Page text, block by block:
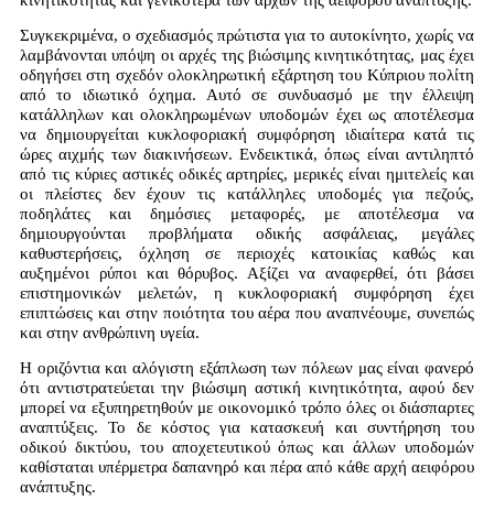
Συγκεκριμένα, ο σχεδιασμός πρώτιστα για το αυτοκίνητο, χωρίς να
λαμβάνονται υπόψη οι αρχές της βιώσιμης κινητικότητας, μας έχει
οδηγήσει στη σχεδόν ολοκληρωτική εξάρτηση του Κύπριου πολίτη
από το ιδιωτικό όχημα. Αυτό σε συνδυασμό με την έλλειψη
κατάλληλων και ολοκληρωμένων υποδομών έχει ως αποτέλεσμα
να δημιουργείται κυκλοφοριακή συμφόρηση ιδιαίτερα κατά τις
ώρες αιχμής των διακινήσεων. Ενδεικτικά, όπως είναι αντιληπτό
από τις κύριες αστικές οδικές αρτηρίες, μερικές είναι ημιτελείς και
οι πλείστες δεν έχουν τις κατάλληλες υποδομές για πεζούς,
ποδηλάτες και δημόσιες μεταφορές, με αποτέλεσμα να
δημιουργούνται προβλήματα οδικής ασφάλειας, μεγάλες
καθυστερήσεις, όχληση σε περιοχές κατοικίας καθώς και
αυξημένοι ρύποι και θόρυβος. Αξίζει να αναφερθεί, ότι βάσει
επιστημονικών μελετών, η κυκλοφοριακή συμφόρηση έχει
επιπτώσεις και στην ποιότητα του αέρα που αναπνέουμε, συνεπώς
και στην ανθρώπινη υγεία.
Η οριζόντια και αλόγιστη εξάπλωση των πόλεων μας είναι φανερό
ότι αντιστρατεύεται την βιώσιμη αστική κινητικότητα, αφού δεν
μπορεί να εξυπηρετηθούν με οικονομικό τρόπο όλες οι διάσπαρτες
αναπτύξεις. Το δε κόστος για κατασκευή και συντήρηση του
οδικού δικτύου, του αποχετευτικού όπως και άλλων υποδομών
καθίσταται υπέρμετρα δαπανηρό και πέρα από κάθε αρχή αειφόρου
ανάπτυξης.